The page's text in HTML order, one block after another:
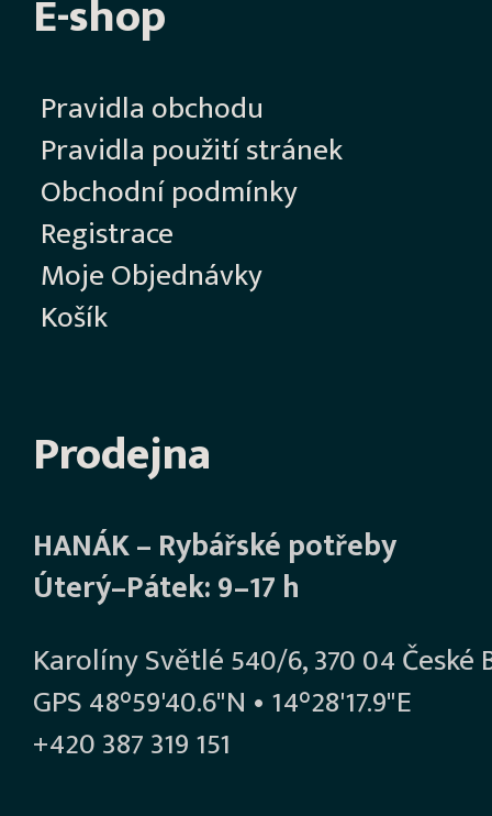
E-shop
Pravidla obchodu
Pravidla použití stránek
Obchodní podmínky
Registrace
Moje Objednávky
Košík
Prodejna
HANÁK – Rybářské potřeby
Úterý–Pátek: 9–17 h
Karolíny Světlé 540/6, 370 04 České
GPS 48°59'40.6"N • 14°28'17.9"E
+420 387 319 151